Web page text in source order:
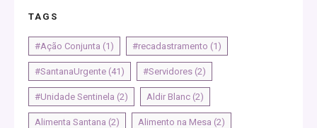
TAGS
#Ação Conjunta (1) #recadastramento (1)
#SantanaUrgente (41) #Servidores (2)
#Unidade Sentinela (2) Aldir Blanc (2)
Alimenta Santana (2) Alimento na Mesa (2)